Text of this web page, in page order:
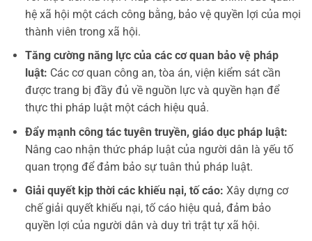
hệ xã hội một cách công bằng, bảo vệ quyền lợi của mọi
thành viên trong xã hội.
Tăng cường năng lực của các cơ quan bảo vệ pháp
luật: Các cơ quan công an, tòa án, viện kiểm sát cần
được trang bị đầy đủ về nguồn lực và quyền hạn để
thực thi pháp luật một cách hiệu quả.
Đẩy mạnh công tác tuyên truyền, giáo dục pháp luật:
Nâng cao nhận thức pháp luật của người dân là yếu tố
quan trọng để đảm bảo sự tuân thủ pháp luật.
Giải quyết kịp thời các khiếu nại, tố cáo: Xây dựng cơ
chế giải quyết khiếu nại, tố cáo hiệu quả, đảm bảo
quyền lợi của người dân và duy trì trật tự xã hội.